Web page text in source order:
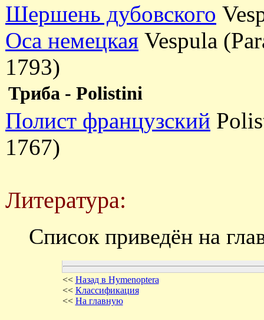
Шершень дубовского
Оса немецкая Vespula
1793)
Триба - Polistini
Полист французский
1767)
Литература:
Список приведён на
<< Назад в Hymenoptera
<< Классификация
<< На главную